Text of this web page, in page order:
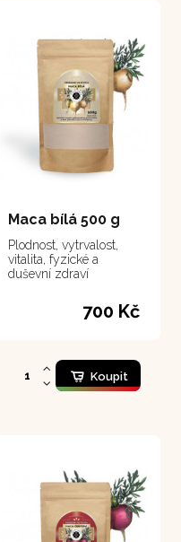
Maca bílá 500 g
Plodnost, vytrvalost,
vitalita, fyzické a
duševní zdraví
700 Kč
Koupit